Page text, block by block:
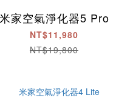
米家空氣淨化器5 Pro
NT$11,980
NT$19,800